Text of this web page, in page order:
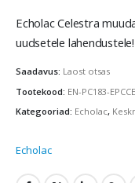
Echolac Celestra
uudsetele lahendustele!
Saadavus: Laost otsas
Tootekood: EN-PC183-
Kategooriad: Echolac,
Echolac